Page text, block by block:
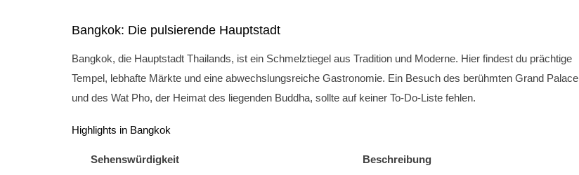
Bangkok: Die pulsierende Hauptstadt
Bangkok, die Hauptstadt Thailands, ist ein Schmelztiegel aus Tradition und Moderne. Hier findest du prächtige
Tempel, lebhafte Märkte und eine abwechslungsreiche Gastronomie. Ein Besuch des berühmten Grand Palace
und des Wat Pho, der Heimat des liegenden Buddha, sollte auf keiner To-Do-Liste fehlen.
Highlights in Bangkok
Sehenswürdigkeit Beschreibung